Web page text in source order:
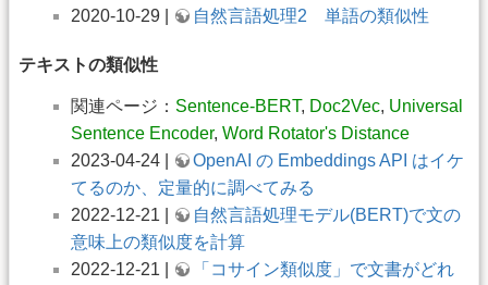
2020-10-29 |
自然言語処理2 単語の類似性
テキストの類似性
関連ページ： Sentence-BERT, Doc2Vec, Universal
Sentence Encoder, Word Rotator's Distance
2023-04-24 |
OpenAI の Embeddings API はイケ
てるのか、定量的に調べてみる
2022-12-21 |
自然言語処理モデル(BERT)で文の
意味上の類似度を計算
2022-12-21 |
「コサイン類似度」で文書がどれ